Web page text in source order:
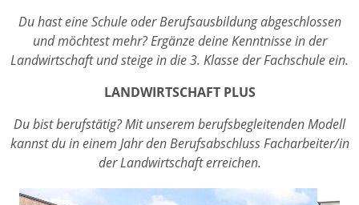
Du hast eine Schule oder Berufsausbildung abgeschlossen
und möchtest mehr? Ergänze deine Kenntnisse in der
Landwirtschaft und steige in die 3. Klasse der Fachschule ein.
LANDWIRTSCHAFT PLUS
Du bist berufstätig? Mit unserem berufsbegleitenden Modell
kannst du in einem Jahr den Berufsabschluss Facharbeiter/in
der Landwirtschaft erreichen.